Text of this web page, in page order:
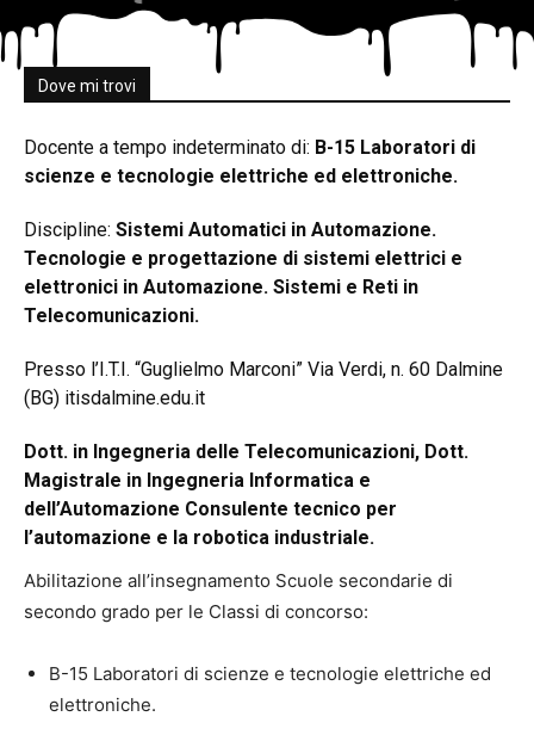
Dove mi trovi
Docente a tempo indeterminato di: B-15 Laboratori di
scienze e tecnologie elettriche ed elettroniche.
Discipline: Sistemi Automatici in Automazione.
Tecnologie e progettazione di sistemi elettrici e
elettronici in Automazione. Sistemi e Reti in
Telecomunicazioni.
Presso l’I.T.I. “Guglielmo Marconi” Via Verdi, n. 60 Dalmine
(BG) itisdalmine.edu.it
Dott. in Ingegneria delle Telecomunicazioni, Dott.
Magistrale in Ingegneria Informatica e
dell’Automazione Consulente tecnico per
l’automazione e la robotica industriale.
Abilitazione all’insegnamento Scuole secondarie di
secondo grado per le Classi di concorso:
B-15 Laboratori di scienze e tecnologie elettriche ed
elettroniche.